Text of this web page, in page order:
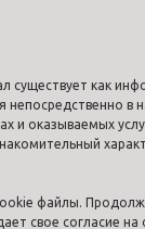
существует как
непосредственно в
и оказываемых
файлы.
свое согласие на